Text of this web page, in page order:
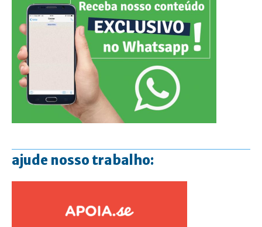
ajude nosso trabalho: